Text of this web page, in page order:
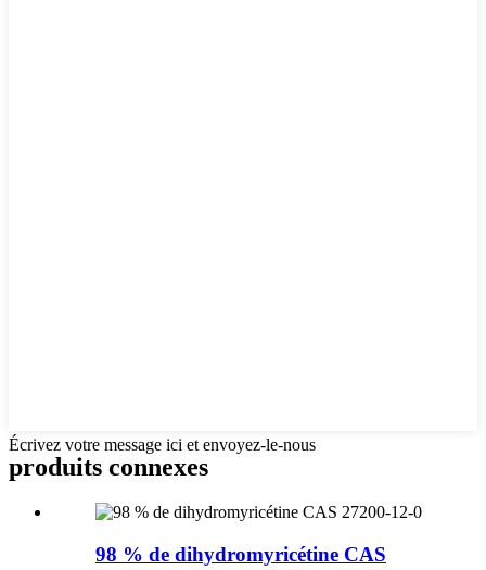
Écrivez votre message ici et envoyez-le-nous
produits connexes
98 % de dihydromyricétine CAS